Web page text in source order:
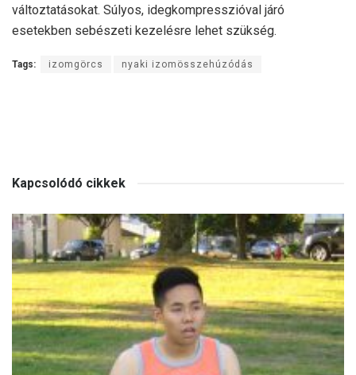
változtatásokat. Súlyos, idegkompresszióval járó
esetekben sebészeti kezelésre lehet szükség.
Tags: izomgörcs nyaki izomösszehúzódás
Kapcsolódó cikkek